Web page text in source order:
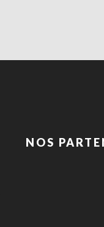
NOS